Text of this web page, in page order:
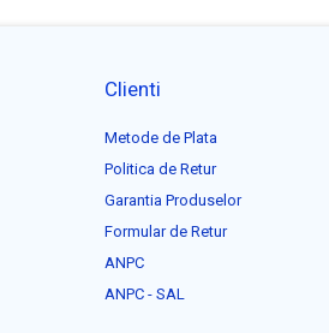
Clienti
Metode de Plata
Politica de Retur
Garantia Produselor
Formular de Retur
ANPC
ANPC - SAL